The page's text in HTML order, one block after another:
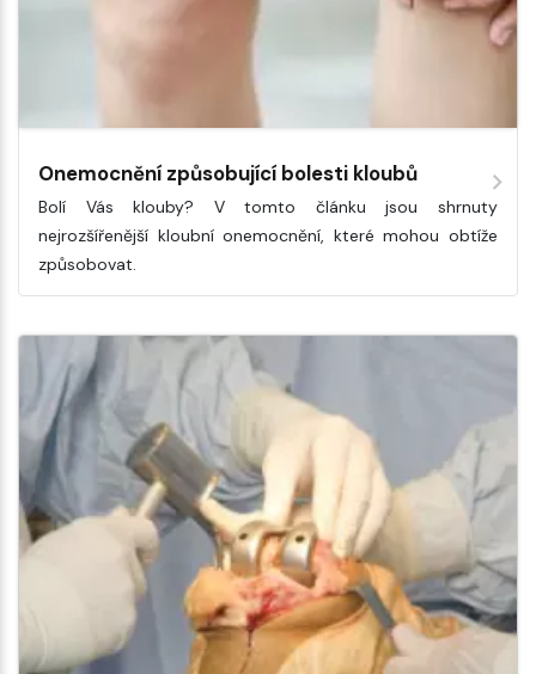
Onemocnění způsobující bolesti kloubů
Bolí Vás klouby? V tomto článku jsou shrnuty
nejrozšířenější kloubní onemocnění, které mohou obtíže
způsobovat.